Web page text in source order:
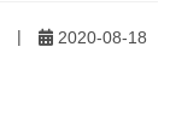
|
2020-08-18